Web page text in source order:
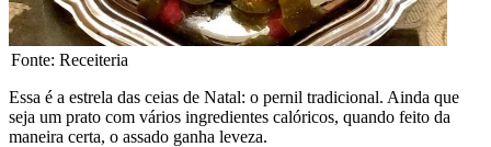
Fonte: Receiteria
Essa é a estrela das ceias de Natal: o pernil tradicional. Ainda que
seja um prato com vários ingredientes calóricos, quando feito da
maneira certa, o assado ganha leveza.